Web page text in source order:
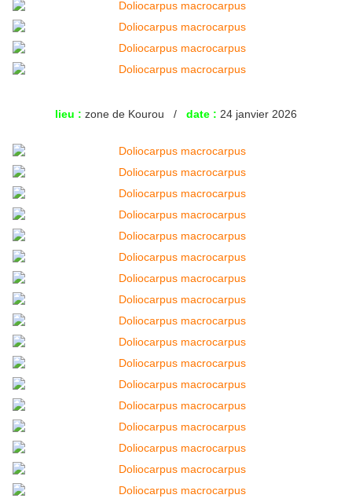
lieu : zone de Kourou / date : 24 janvier 2026